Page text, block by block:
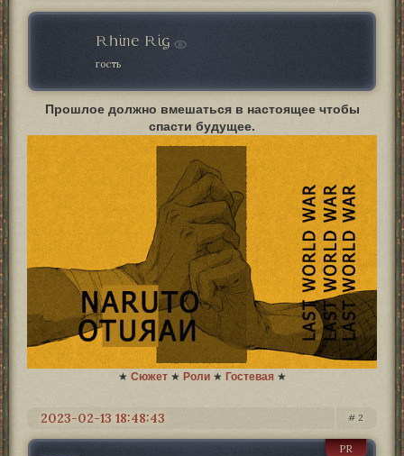
Rhine Rig
гость
Прошлое должно вмешаться в настоящее чтобы
спасти будущее.
★ Сюжет★ Роли★ Гостевая★
2
2023-02-13 18:48:43
PR